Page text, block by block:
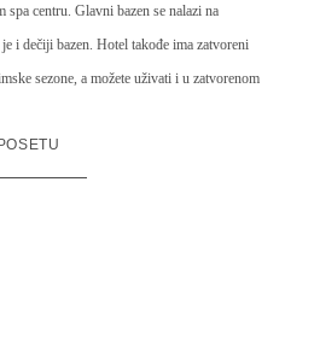
centru. Glavni bazen se nalazi na
i dečiji bazen. Hotel takođe ima zatvoreni
sezone, a možete uživati i u zatvorenom